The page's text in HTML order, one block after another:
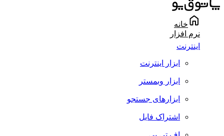
خانه
نرم افزار
اینترنت
ابزار اینترنت
ابزار وبمستر
ابزارهای جستجو
اشتراک فایل